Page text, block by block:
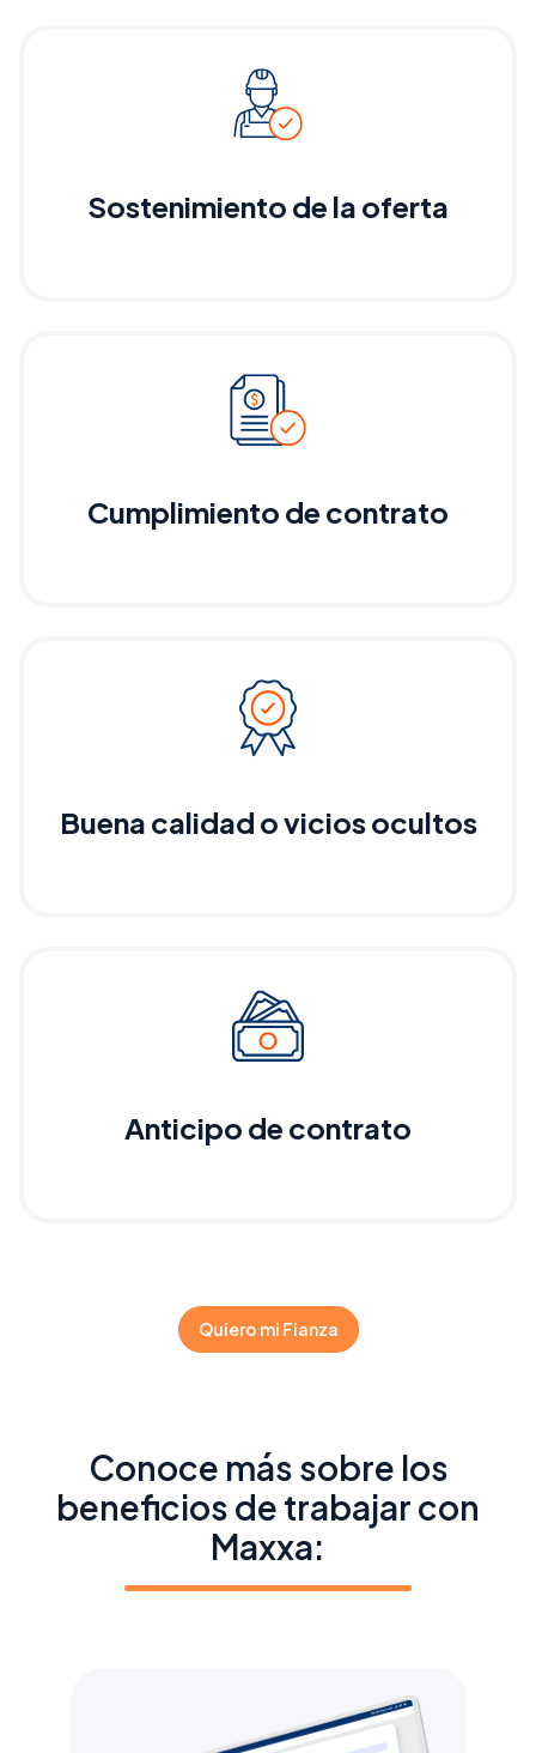
Sostenimiento de la oferta
Cumplimiento de contrato
Buena calidad o vicios ocultos
Anticipo de contrato
Quiero mi Fianza
Conoce más sobre los
beneficios de trabajar con
Maxxa: